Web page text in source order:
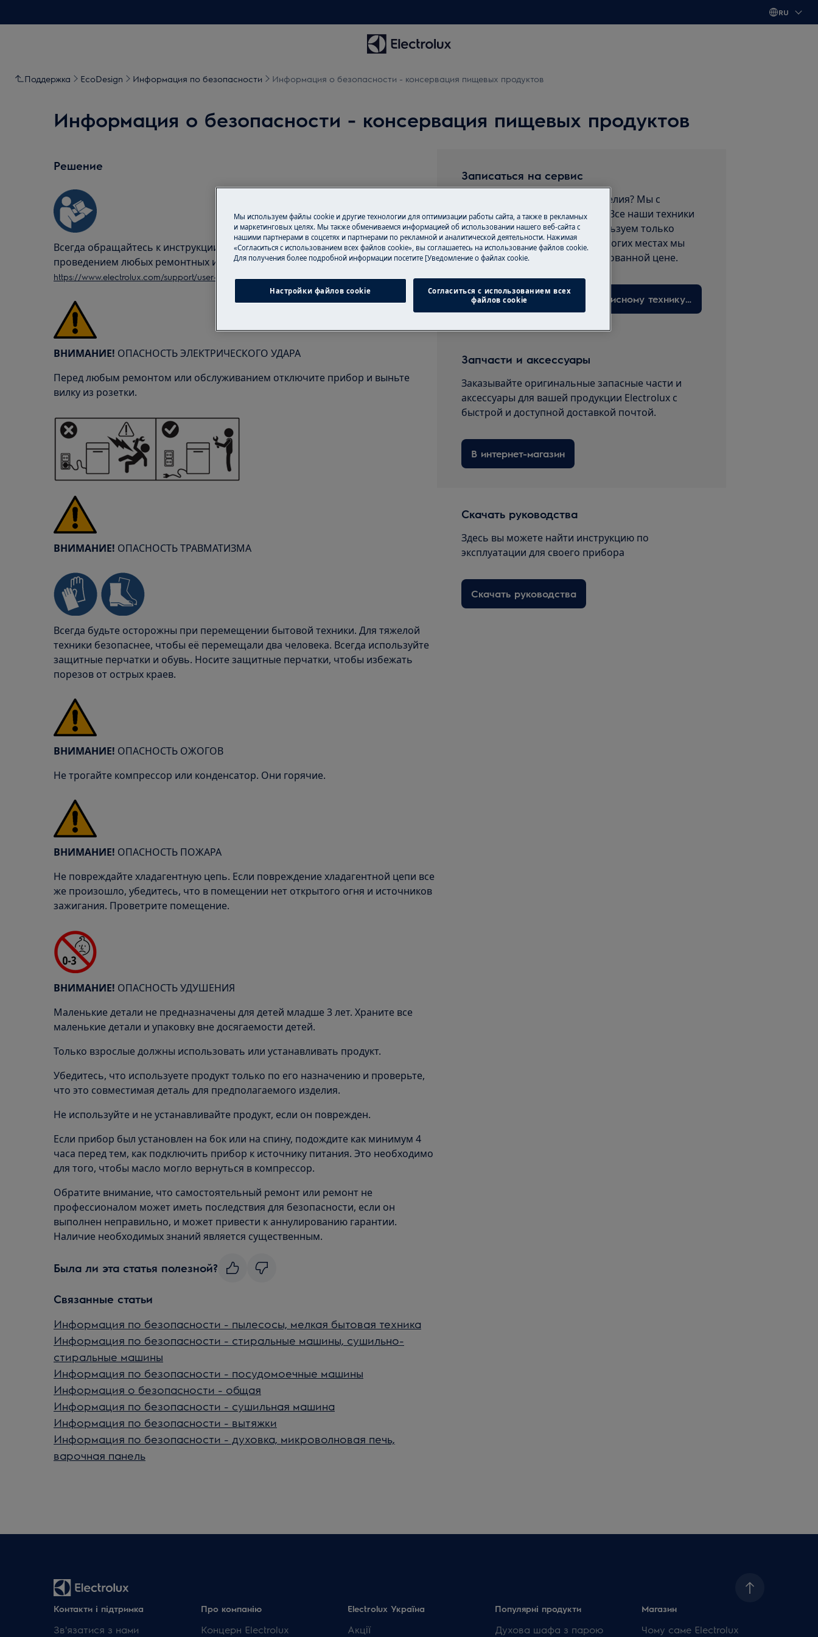
RU
Поддержка EcoDesign Информация по безопасности Информация о безопасности - консервация пищевых продуктов
Информация о безопасности - консервация пищевых продуктов
Решение
Всегда обращайтесь к инструкции по безопасности вашего изделия перед
проведением любых ремонтных или обслуживающих работ.
https://www.electrolux.com/support/user-manuals/
ВНИМАНИЕ! ОПАСНОСТЬ ЭЛЕКТРИЧЕСКОГО УДАРА
Перед любым ремонтом или обслуживанием отключите прибор и выньте
вилку из розетки.
ВНИМАНИЕ! ОПАСНОСТЬ ТРАВМАТИЗМА
Всегда будьте осторожны при перемещении бытовой техники. Для тяжелой
техники безопаснее, чтобы её перемещали два человека. Всегда используйте
защитные перчатки и обувь. Носите защитные перчатки, чтобы избежать
порезов от острых краев.
ВНИМАНИЕ! ОПАСНОСТЬ ОЖОГОВ
Не трогайте компрессор или конденсатор. Они горячие.
ВНИМАНИЕ! ОПАСНОСТЬ ПОЖАРА
Не повреждайте хладагентную цепь. Если повреждение хладагентной цепи все
же произошло, убедитесь, что в помещении нет открытого огня и источников
зажигания. Проветрите помещение.
ВНИМАНИЕ! ОПАСНОСТЬ УДУШЕНИЯ
Маленькие детали не предназначены для детей младше 3 лет. Храните все
маленькие детали и упаковку вне досягаемости детей.
Только взрослые должны использовать или устанавливать продукт.
Убедитесь, что используете продукт только по его назначению и проверьте,
что это совместимая деталь для предполагаемого изделия.
Не используйте и не устанавливайте продукт, если он поврежден.
Если прибор был установлен на бок или на спину, подождите как минимум 4
часа перед тем, как подключить прибор к источнику питания. Это необходимо
для того, чтобы масло могло вернуться в компрессор.
Обратите внимание, что самостоятельный ремонт или ремонт не
профессионалом может иметь последствия для безопасности, если он
выполнен неправильно, и может привести к аннулированию гарантии.
Наличие необходимых знаний является существенным.
Была ли эта статья полезной?
Связанные статьи
Информация по безопасности - пылесосы, мелкая бытовая техника
Информация по безопасности - стиральные машины, сушильно-
стиральные машины
Информация по безопасности - посудомоечные машины
Информация о безопасности - общая
Информация по безопасности - сушильная машина
Информация по безопасности - вытяжки
Информация по безопасности - духовка, микроволновая печь,
варочная панель
Записаться на сервис
Вам нужен ремонт вашего изделия? Мы с
удовольствием вам поможем. Все наши техники
сертифицированы, и мы используем только
оригинальные запчасти. Во многих местах мы
предлагаем ремонт по фиксированной цене.
Запишитесь на прием к сервисному технику здесь
Запчасти и аксессуары
Заказывайте оригинальные запасные части и
аксессуары для вашей продукции Electrolux с
быстрой и доступной доставкой почтой.
В интернет-магазин
Скачать руководства
Здесь вы можете найти инструкцию по
эксплуатации для своего прибора
Скачать руководства
Контакти і підтримка
Зв'язатися з нами
Про компанію
Концерн Electrolux
Electrolux Україна
Акції
Популярні продукти
Духова шафа з парою
Магазин
Чому саме Electrolux
Мы используем файлы cookie и другие технологии для оптимизации работы сайта, а также в рекламных
и маркетинговых целях. Мы также обмениваемся информацией об использовании нашего веб-сайта с
нашими партнерами в соцсетях и партнерами по рекламной и аналитической деятельности. Нажимая
«Согласиться с использованием всех файлов cookie», вы соглашаетесь на использование файлов cookie.
Для получения более подробной информации посетите [Уведомление о файлах cookie.
Настройки файлов cookie
Согласиться с использованием всех
файлов cookie